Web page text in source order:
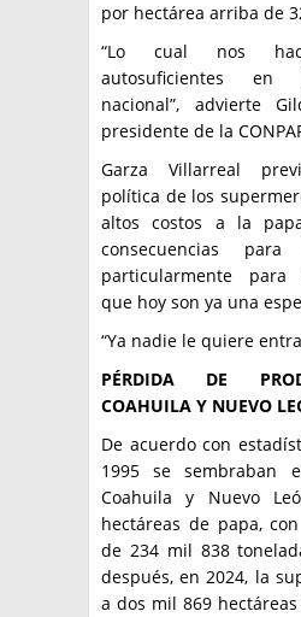
por hectárea arriba de
“Lo cual nos
autosuficientes en
nacional”, advierte
presidente de la
Garza Villarreal
política de los
altos costos a la
consecuencias
particularmente para
que hoy son ya una
“Ya nadie le quiere
PÉRDIDA DE
COAHUILA Y NUEVO
De acuerdo con
1995 se sembraban
Coahuila y Nuevo
hectáreas de papa,
de 234 mil 838
después, en 2024, la
a dos mil 869